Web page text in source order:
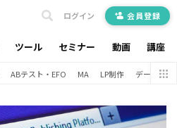
ツール セミナー 動画 講座
ログイン 会員登録
ABテスト・EFO MA LP制作 データ分析